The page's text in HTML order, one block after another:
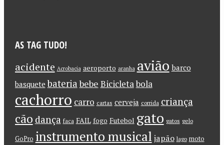
AS TAG TUDO!
acidente Acrobacia aeroporto aranha avião barco
basquete bateriabebe Bicicletabola
cachorro carro cartas cerveja corrida criança
cão dança faca FAIL fogo Futebol gato gatos gelo
GoPro instrumento musical japão lago moto